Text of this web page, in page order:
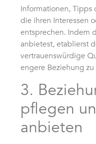
Informationen, Tipps
die ihren Interessen
entsprechen. Indem
anbietest, etablierst
vertrauenswürdige
engere Beziehung
3.
pflegen
anbieten